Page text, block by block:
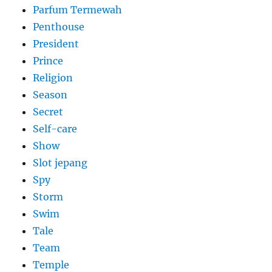
Parfum Termewah
Penthouse
President
Prince
Religion
Season
Secret
Self-care
Show
Slot jepang
Spy
Storm
Swim
Tale
Team
Temple